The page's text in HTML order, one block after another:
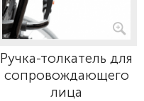
Ручка-толкатель для
сопровождающего
лица